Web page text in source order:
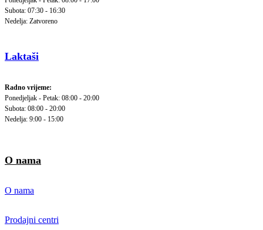
Subota: 07:30 - 16:30
Nedelja: Zatvoreno
Laktaši
Radno vrijeme:
Ponedjeljak - Petak: 08:00 - 20:00
Subota: 08:00 - 20:00
Nedelja: 9:00 - 15:00
O nama
O nama
Prodajni centri